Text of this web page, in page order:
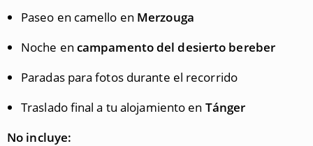
Paseo en camello en Merzouga
Noche en campamento del desierto bereber
Paradas para fotos durante el recorrido
Traslado final a tu alojamiento en Tánger
No incluye: